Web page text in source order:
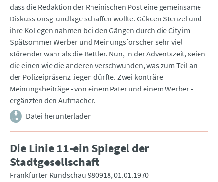
dass die Redaktion der Rheinischen Post eine gemeinsame
Diskussionsgrundlage schaffen wollte. Gökcen Stenzel und
ihre Kollegen nahmen bei den Gängen durch die City im
Spätsommer Werber und Meinungsforscher sehr viel
störender wahr als die Bettler. Nun, in der Adventszeit, seien
die einen wie die anderen verschwunden, was zum Teil an
der Polizeipräsenz liegen dürfte. Zwei konträre
Meinungsbeiträge - von einem Pater und einem Werber -
ergänzten den Aufmacher.
Datei herunterladen
Die Linie 11-ein Spiegel der
Stadtgesellschaft
Frankfurter Rundschau 980918 01.01.1970